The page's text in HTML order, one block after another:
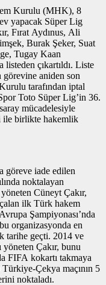
Kurulu (MHK), 8
yapacak Süper Lig
Fırat Aydınus, Ali
Burak Şeker, Suat
Tugay Kaan
çıkartıldı. Liste
görevine aniden son
tarafından iptal
Toto Süper Lig’in 36.
mücadelesiyle
ile birlikte hakemlik
göreve iade edilen
noktalayan
Cüneyt Çakır,
ilk Türk hakem
Şampiyonası’nda
organizasyonda en
tarihe geçti. 2014 ve
yöneten Çakır, bunu
FIFA kokartı takmaya
Çekya maçının 5
noktaladı.